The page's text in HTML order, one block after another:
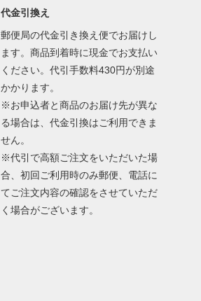
代金引換え
郵便局の代金引き換え便でお届けし
ます。商品到着時に現金でお支払い
ください。代引手数料430円が別途
かかります。
※お申込者と商品のお届け先が異な
る場合は、代金引換はご利用できま
せん。
※代引で高額ご注文をいただいた場
合、初回ご利用時のみ郵便、電話に
てご注文内容の確認をさせていただ
く場合がございます。